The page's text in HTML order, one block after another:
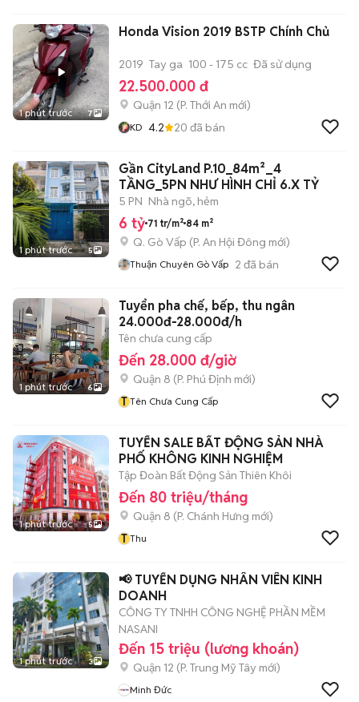
1 phút trước 7
Honda Vision 2019 BSTP Chính Chủ
2019 Tay ga 100 - 175 cc Đã sử dụng
22.500.000 đ
Quận 12 (P. Thới An mới)
KD 4.2 20 đã bán
1 phút trước 5
Gần CityLand P.10_84m²_4
TẦNG_5PN NHƯ HÌNH CHỈ 6.X TỶ
5 PN Nhà ngõ, hẻm
6 tỷ 71 tr/m² 84 m²
Q. Gò Vấp (P. An Hội Đông mới)
Thuận Chuyên Gò Vấp 2 đã bán
1 phút trước 6
Tuyển pha chế, bếp, thu ngân
24.000đ-28.000đ/h
Tên chưa cung cấp
Đến 28.000 đ/giờ
Quận 8 (P. Phú Định mới)
T Tên Chưa Cung Cấp
1 phút trước 5
TUYỂN SALE BẤT ĐỘNG SẢN NHÀ
PHỐ KHÔNG KINH NGHIỆM
Tập Đoàn Bất Động Sản Thiên Khôi
Đến 80 triệu/tháng
Quận 8 (P. Chánh Hưng mới)
T Thu
1 phút trước 3
📢 TUYỂN DỤNG NHÂN VIÊN KINH
DOANH
CÔNG TY TNHH CÔNG NGHỆ PHẦN MỀM
NASANI
Đến 15 triệu (lương khoán)
Quận 12 (P. Trung Mỹ Tây mới)
Minh Đức